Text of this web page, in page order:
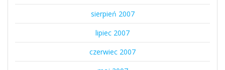
sierpień 2007
lipiec 2007
czerwiec 2007